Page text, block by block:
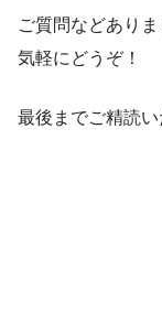
ご質問などあり
気軽にどうぞ！
最後までご精読い